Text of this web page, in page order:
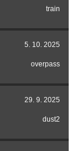
train
5. 10. 2025
overpass
29. 9. 2025
dust2